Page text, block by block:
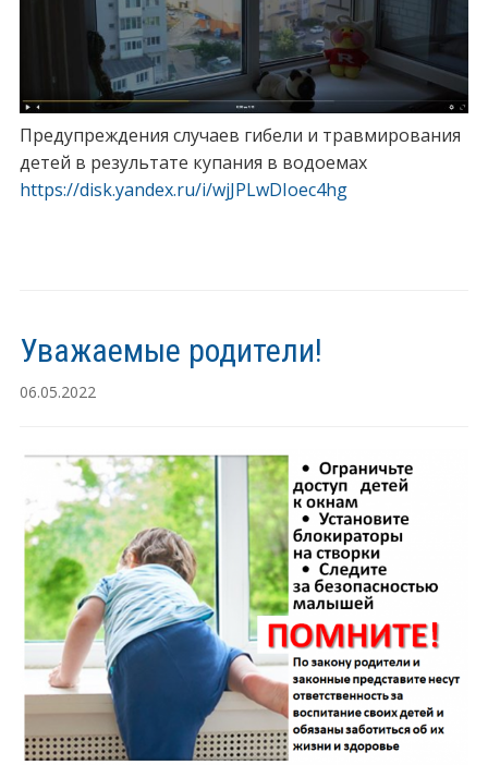
Предупреждения случаев гибели и травмирования
детей в результате купания в водоемах
https://disk.yandex.ru/i/wjJPLwDIoec4hg
Уважаемые родители!
06.05.2022